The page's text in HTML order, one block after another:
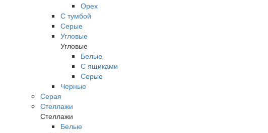
Орех
С тумбой
Серые
Угловые
Угловые
Белые
С ящиками
Серые
Черные
Серая
Стеллажи
Стеллажи
Белые